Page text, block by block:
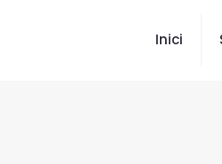
Inici